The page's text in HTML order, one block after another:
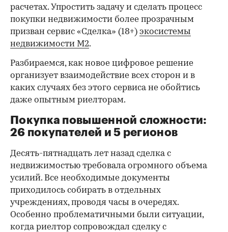
расчетах. Упростить задачу и сделать процесс
покупки недвижимости более прозрачным
призван сервис «Сделка» (18+) экосистемы
недвижимости M2.
Разбираемся, как новое цифровое решение
организует взаимодействие всех сторон и в
каких случаях без этого сервиса не обойтись
даже опытным риелторам.
Покупка повышенной сложности:
26 покупателей и 5 регионов
Десять-пятнадцать лет назад сделка с
недвижимостью требовала огромного объема
усилий. Все необходимые документы
приходилось собирать в отдельных
учреждениях, проводя часы в очередях.
Особенно проблематичными были ситуации,
когда риелтор сопровождал сделку с